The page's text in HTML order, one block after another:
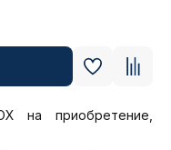
на приобретение,